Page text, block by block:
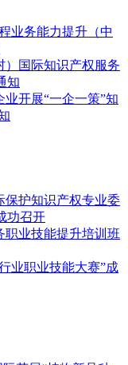
业务能力提升（中
）国际知识产权服务
知
开展“一企一策”知
保护知识产权专业委
功召开
职业技能提升培训班
业职业技能大赛”成